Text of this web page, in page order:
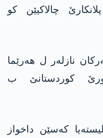
چالاکیێن كو
نازله‌ر ل هه‌رێما
كوردستانێ ب
کەسێن داخواز